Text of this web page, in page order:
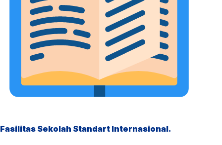
Fasilitas Sekolah Standart Internasional.